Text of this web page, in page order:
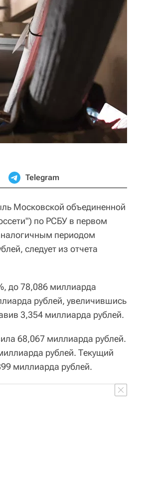
Telegram
Московской объединенной
по РСБУ в первом
периодом
следует из отчета
до 78,086 миллиарда
рублей, увеличившись
3,354 миллиарда рублей.
68,067 миллиарда рублей.
рублей. Текущий
миллиарда рублей.